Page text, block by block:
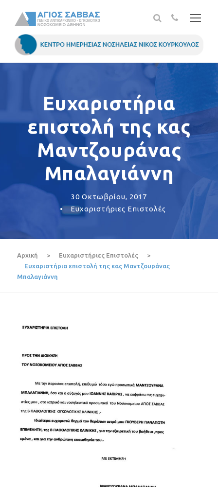
Ευχαριστήρια
επιστολή της κας
Μαντζουράνας
Μπαλαγιάννη
30 Οκτωβρίου, 2017
•
Ευχαριστήριες Επιστολές
Αρχική > Ευχαριστήριες Επιστολές
>
Ευχαριστήρια επιστολή της κας Μαντζουράνας
Μπαλαγιάννη